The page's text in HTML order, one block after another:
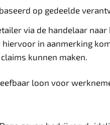
op gedeelde
via de handelaar
in aanmerking
kunnen maken.
loon voor